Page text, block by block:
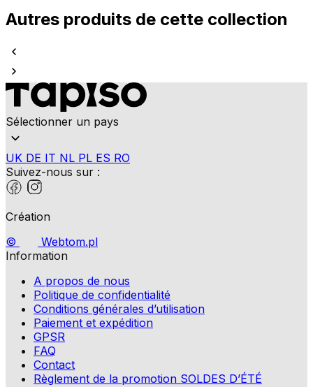
Autres produits de cette collection
Sélectionner un pays
UK DE IT NL PL ES RO
Suivez-nous sur :
Création
©
Webtom.pl
Information
A propos de nous
Politique de confidentialité
Conditions générales d’utilisation
Paiement et expédition
GPSR
FAQ
Contact
Règlement de la promotion SOLDES D’ÉTÉ